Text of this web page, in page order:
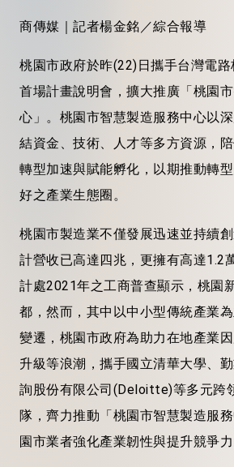
商傳媒｜記者楊金銘／綜合報導
桃園市政府於昨(22)日攜手台灣電
首場計畫說明會，擴大推廣「桃園
心」。桃園市智慧製造服務中心以
結資金、技術、人才等多方資源，
轉型加速與賦能孵化，以期推動轉
好之產業生態圈。
桃園市製造業不僅發展迅速並持續
計營收已高達四兆，更擁有高達1.2
計處2021年之工商普查顯示，桃園
都，然而，其中以中小型傳統產業
變遷，桃園市政府為助力在地產業
升級等浪潮，攜手國立清華大學、
詢股份有限公司(Deloitte)等多元跨
隊，齊力推動「桃園市智慧製造服
園市業者強化產業韌性與提升競爭力